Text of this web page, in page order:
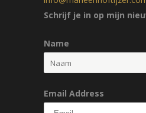
Schrijf je in op mijn
Name
Email Address